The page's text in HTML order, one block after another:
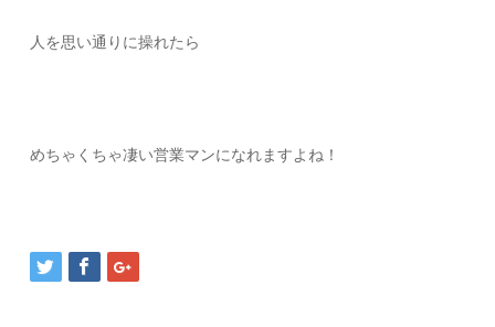
人を思い通りに操れたら
めちゃくちゃ凄い営業マンになれますよね！